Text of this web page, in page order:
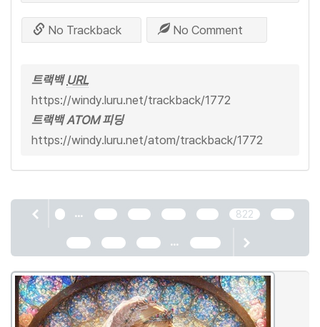
No Trackback No Comment
트랙백 URL
https://windy.luru.net/trackback/1772
트랙백 ATOM 피딩
https://windy.luru.net/atom/trackback/1772
... 822
...